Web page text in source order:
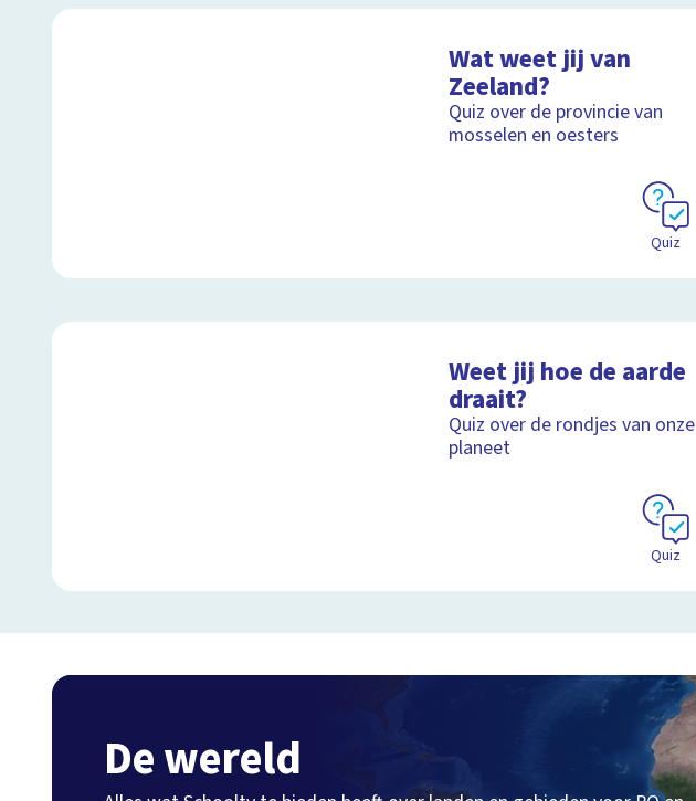
Wat weet jij van
Zeeland?
Quiz over de provincie van
mosselen en oesters
Quiz
Weet jij hoe de aarde
draait?
Quiz over de rondjes van onze
planeet
Quiz
De wereld